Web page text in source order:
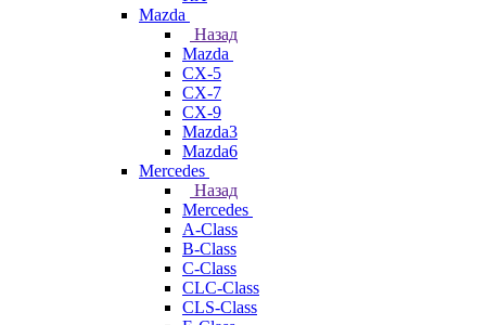
Mazda
Назад
Mazda
CX-5
CX-7
CX-9
Mazda3
Mazda6
Mercedes
Назад
Mercedes
A-Class
B-Class
C-Class
CLC-Class
CLS-Class